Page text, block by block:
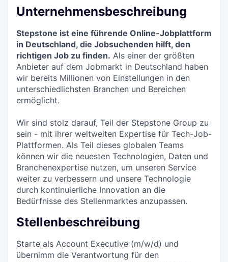
Unternehmensbeschreibung
Stepstone ist eine führende Online-Jobplattform
in Deutschland, die Jobsuchenden hilft, den
richtigen Job zu finden. Als einer der größten
Anbieter auf dem Jobmarkt in Deutschland haben
wir bereits Millionen von Einstellungen in den
unterschiedlichsten Branchen und Bereichen
ermöglicht.
Wir sind stolz darauf, Teil der Stepstone Group zu
sein - mit ihrer weltweiten Expertise für Tech-Job-
Plattformen. Als Teil dieses globalen Teams
können wir die neuesten Technologien, Daten und
Branchenexpertise nutzen, um unseren Service
weiter zu verbessern und unsere Technologie
durch kontinuierliche Innovation an die
Bedürfnisse des Stellenmarktes anzupassen.
Stellenbeschreibung
Starte als Account Executive (m/w/d) und
übernimm die Verantwortung für den